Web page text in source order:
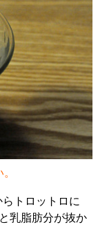
トロットロに
乳脂肪分が抜か